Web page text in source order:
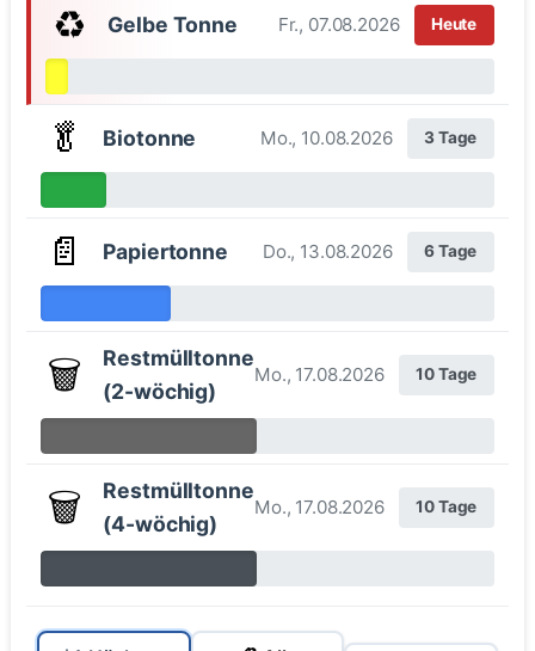
♻️ Gelbe Tonne Fr., 07.08.2026 Heute
🥬 Biotonne Mo., 10.08.2026 3 Tage
📄 Papiertonne Do., 13.08.2026 6 Tage
🗑️
Restmülltonne
(2-wöchig)
Mo., 17.08.2026 10 Tage
🗑️
Restmülltonne
(4-wöchig)
Mo., 17.08.2026 10 Tage